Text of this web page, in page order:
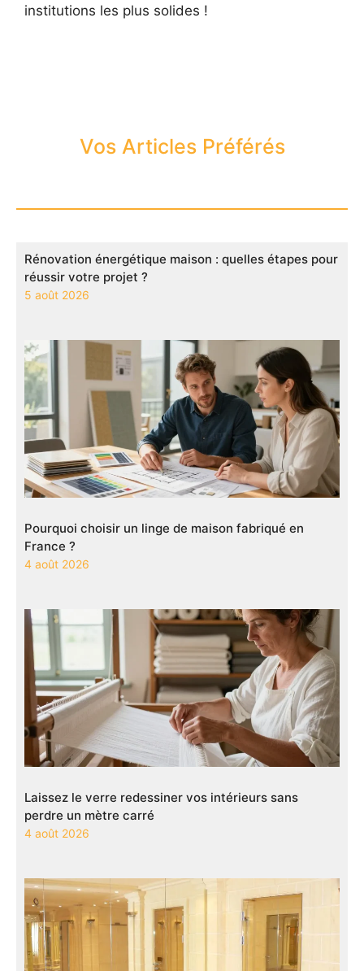
institutions les plus solides !
Vos Articles Préférés
Rénovation énergétique maison : quelles étapes pour
réussir votre projet ?
5 août 2026
Pourquoi choisir un linge de maison fabriqué en
France ?
4 août 2026
Laissez le verre redessiner vos intérieurs sans
perdre un mètre carré
4 août 2026